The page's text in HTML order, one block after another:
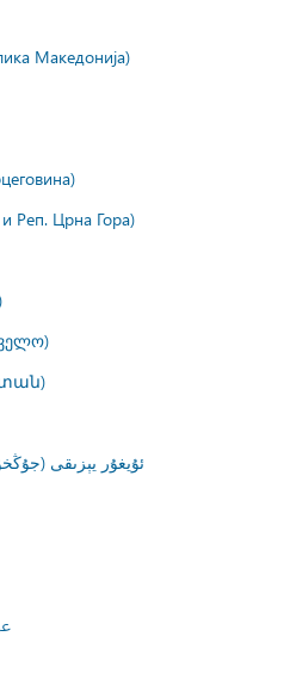
Македонија)
Реп. Црна Гора)
ئۇيغۇر يېزىقى